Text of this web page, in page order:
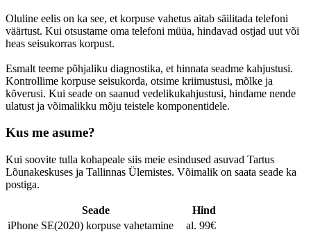
Oluline eelis on ka see, et korpuse vahetus aitab säilitada telefoni
väärtust. Kui otsustame oma telefoni müüa, hindavad ostjad uut või
heas seisukorras korpust.
Esmalt teeme põhjaliku diagnostika, et hinnata seadme kahjustusi.
Kontrollime korpuse seisukorda, otsime kriimustusi, mõlke ja
kõverusi. Kui seade on saanud vedelikukahjustusi, hindame nende
ulatust ja võimalikku mõju teistele komponentidele.
Kus me asume?
Kui soovite tulla kohapeale siis meie esindused asuvad Tartus
Lõunakeskuses ja Tallinnas Ülemistes. Võimalik on saata seade ka
postiga.
Seade
Hind
iPhone SE(2020) korpuse vahetamine
al. 99€